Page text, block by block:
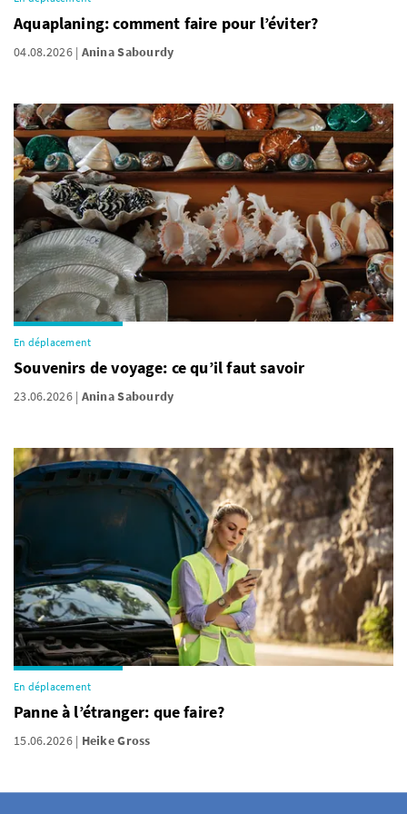
Aquaplaning: comment faire pour l’éviter?
04.08.2026 Anina Sabourdy
En déplacement
Souvenirs de voyage: ce qu’il faut savoir
23.06.2026 Anina Sabourdy
En déplacement
Panne à l’étranger: que faire?
15.06.2026 Heike Gross